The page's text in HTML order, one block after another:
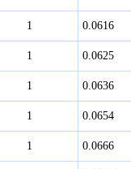
1 0.0616
1 0.0625
1 0.0636
1 0.0654
1 0.0666